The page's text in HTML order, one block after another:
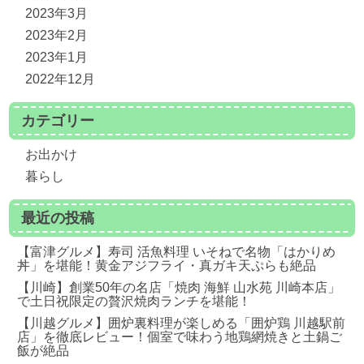
2023年3月
2023年2月
2023年1月
2022年12月
カテゴリー
お出かけ
暮らし
最近の投稿
【富津グルメ】寿司 活魚料理 いそねで名物「はかりめ
丼」を堪能！黄金アジフライ・真ガキ天ぷらも絶品
【川崎】創業50年の名店「焼肉 海鮮 山水苑 川崎本店」
で土日祝限定の贅沢焼肉ランチを堪能！
【川越グルメ】囲炉裏料理が楽しめる「囲炉鶏 川越駅前
店」を徹底レビュー！個室で味わう地鶏網焼きと土鍋ご
飯が絶品